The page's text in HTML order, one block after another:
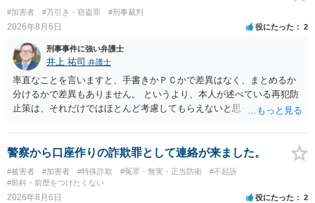
#加害者 #万引き・窃盗罪 #刑事裁判
2026年8月6日 役にたった 2
刑事事件に強い弁護士
井上 祐司 弁護士
率直なことを言いますと、手書きかＰＣかで差異はなく、まとめるか
分けるかで差異もありません。 というより、本人が述べている再犯防
止策は、それだけではほとんど考慮してもらえないと思った方が良い
やカウンセリング・治療の内容 ・利用している再犯防止策（例えば保
護観察所と連携した職業支援の内容や具体的な就労・監督状況） ・監
督者の証言 など、証拠で担保された客観性と実現可能性があるもので
なければあまり意味がありません。 もともと執行猶予が狙える事案で
あれば本人の反省の言葉だけで十分であり、実刑となるか微妙な事案
警察から口座作りの詐欺罪として連絡が来ました。
#被害者 #加害者 #特殊詐欺 #冤罪・無実・正当防衛
#不起訴
#前科・前歴をつけたくない
2026年8月6日 役にたった 2